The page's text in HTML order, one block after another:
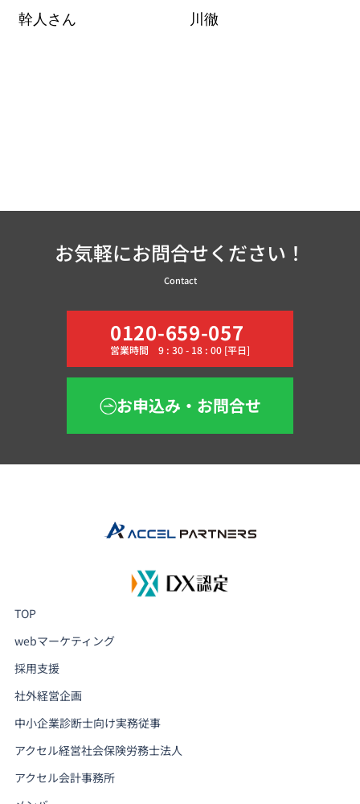
幹人さん
川徹
お気軽にお問合せください！
Contact
0120-659-057
営業時間 9 : 30 - 18 : 00 [平日]
お申込み・お問合せ
TOP
webマーケティング
採用支援
社外経営企画
中小企業診断士向け実務従事
アクセル経営社会保険労務士法人
アクセル会計事務所